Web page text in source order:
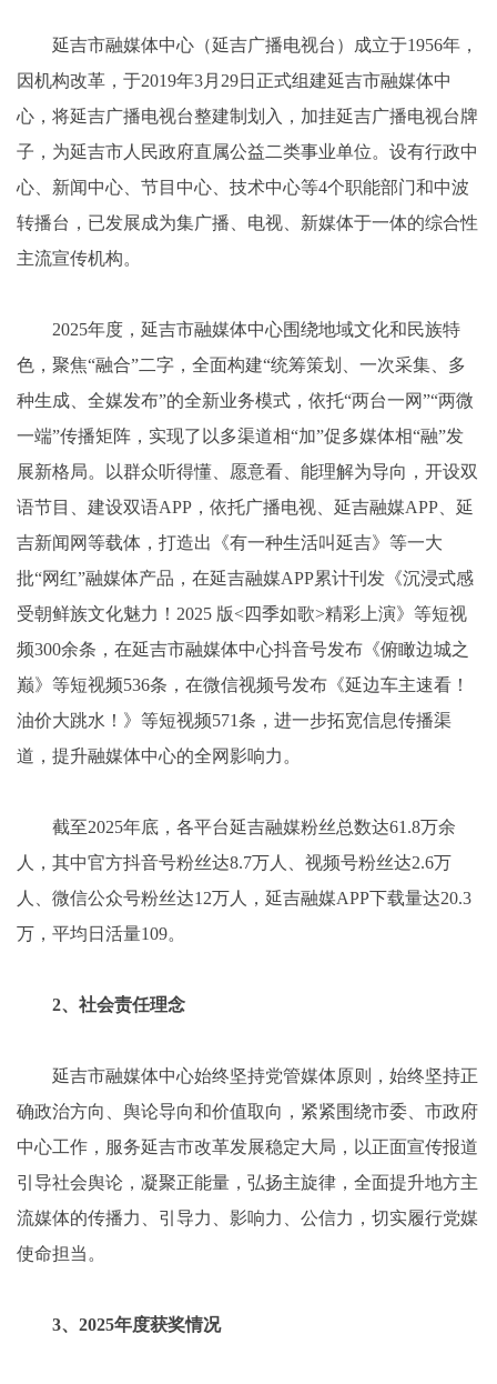
延吉市融媒体中心（延吉广播电视台）成立于1956年，
因机构改革，于2019年3月29日正式组建延吉市融媒体中
心，将延吉广播电视台整建制划入，加挂延吉广播电视台牌
子，为延吉市人民政府直属公益二类事业单位。设有行政中
心、新闻中心、节目中心、技术中心等4个职能部门和中波
转播台，已发展成为集广播、电视、新媒体于一体的综合性
主流宣传机构。
2025年度，延吉市融媒体中心围绕地域文化和民族特
色，聚焦“融合”二字，全面构建“统筹策划、一次采集、多
种生成、全媒发布”的全新业务模式，依托“两台一网”“两微
一端”传播矩阵，实现了以多渠道相“加”促多媒体相“融”发
展新格局。以群众听得懂、愿意看、能理解为导向，开设双
语节目、建设双语APP，依托广播电视、延吉融媒APP、延
吉新闻网等载体，打造出《有一种生活叫延吉》等一大
批“网红”融媒体产品，在延吉融媒APP累计刊发《沉浸式感
受朝鲜族文化魅力！2025 版<四季如歌>精彩上演》等短视
频300余条，在延吉市融媒体中心抖音号发布《俯瞰边城之
巅》等短视频536条，在微信视频号发布《延边车主速看！
油价大跳水！》等短视频571条，进一步拓宽信息传播渠
道，提升融媒体中心的全网影响力。
截至2025年底，各平台延吉融媒粉丝总数达61.8万余
人，其中官方抖音号粉丝达8.7万人、视频号粉丝达2.6万
人、微信公众号粉丝达12万人，延吉融媒APP下载量达20.3
万，平均日活量109。
2、社会责任理念
延吉市融媒体中心始终坚持党管媒体原则，始终坚持正
确政治方向、舆论导向和价值取向，紧紧围绕市委、市政府
中心工作，服务延吉市改革发展稳定大局，以正面宣传报道
引导社会舆论，凝聚正能量，弘扬主旋律，全面提升地方主
流媒体的传播力、引导力、影响力、公信力，切实履行党媒
使命担当。
3、2025年度获奖情况